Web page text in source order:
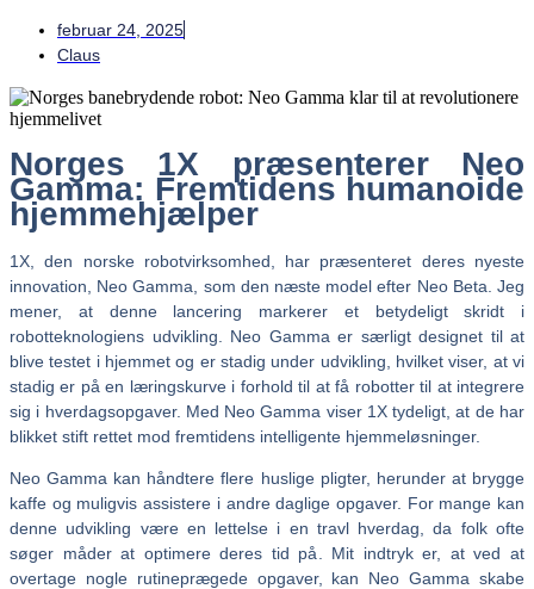
februar 24, 2025
Claus
Norges 1X præsenterer Neo
Gamma: Fremtidens humanoide
hjemmehjælper
1X, den norske robotvirksomhed, har præsenteret deres nyeste
innovation, Neo Gamma, som den næste model efter Neo Beta. Jeg
mener, at denne lancering markerer et betydeligt skridt i
robotteknologiens udvikling. Neo Gamma er særligt designet til at
blive testet i hjemmet og er stadig under udvikling, hvilket viser, at vi
stadig er på en læringskurve i forhold til at få robotter til at integrere
sig i hverdagsopgaver. Med Neo Gamma viser 1X tydeligt, at de har
blikket stift rettet mod fremtidens intelligente hjemmeløsninger.
Neo Gamma kan håndtere flere huslige pligter, herunder at brygge
kaffe og muligvis assistere i andre daglige opgaver. For mange kan
denne udvikling være en lettelse i en travl hverdag, da folk ofte
søger måder at optimere deres tid på. Mit indtryk er, at ved at
overtage nogle rutineprægede opgaver, kan Neo Gamma skabe